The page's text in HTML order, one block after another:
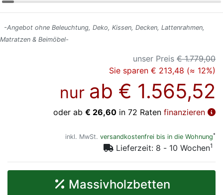
-Angebot ohne Beleuchtung, Deko, Kissen, Decken, Lattenrahmen,
Matratzen & Beimöbel-
unser Preis € 1.779,00
Sie sparen € 213,48 (≈ 12%)
nur ab € 1.565,52
oder ab € 26,60 in 72 Raten finanzieren
inkl. MwSt. versandkostenfrei bis in die Wohnung*
Lieferzeit: 8 - 10 Wochen1
Massivholzbetten